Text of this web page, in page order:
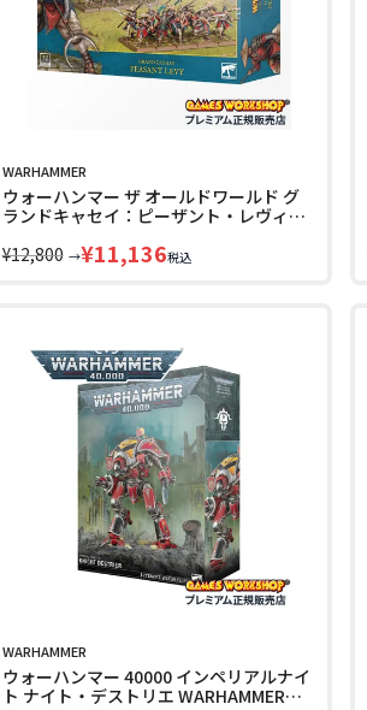
WARHAMMER
ウォーハンマー ザ オールドワールド グ
ランドキャセイ：ピーザント・レヴィ
LINECPN
¥12,800 →¥11,136税込
WARHAMMER
ウォーハンマー 40000 インペリアルナイ
ト ナイト・デストリエ WARHAMMER